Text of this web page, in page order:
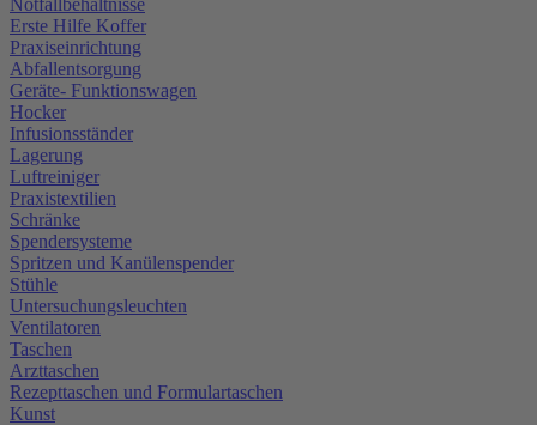
Notfallbehältnisse
Erste Hilfe Koffer
Praxiseinrichtung
Abfallentsorgung
Geräte- Funktionswagen
Hocker
Infusionsständer
Lagerung
Luftreiniger
Praxistextilien
Schränke
Spendersysteme
Spritzen und Kanülenspender
Stühle
Untersuchungsleuchten
Ventilatoren
Taschen
Arzttaschen
Rezepttaschen und Formulartaschen
Kunst